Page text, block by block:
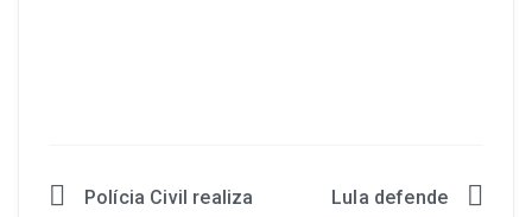
Polícia Civil realiza
Lula defende